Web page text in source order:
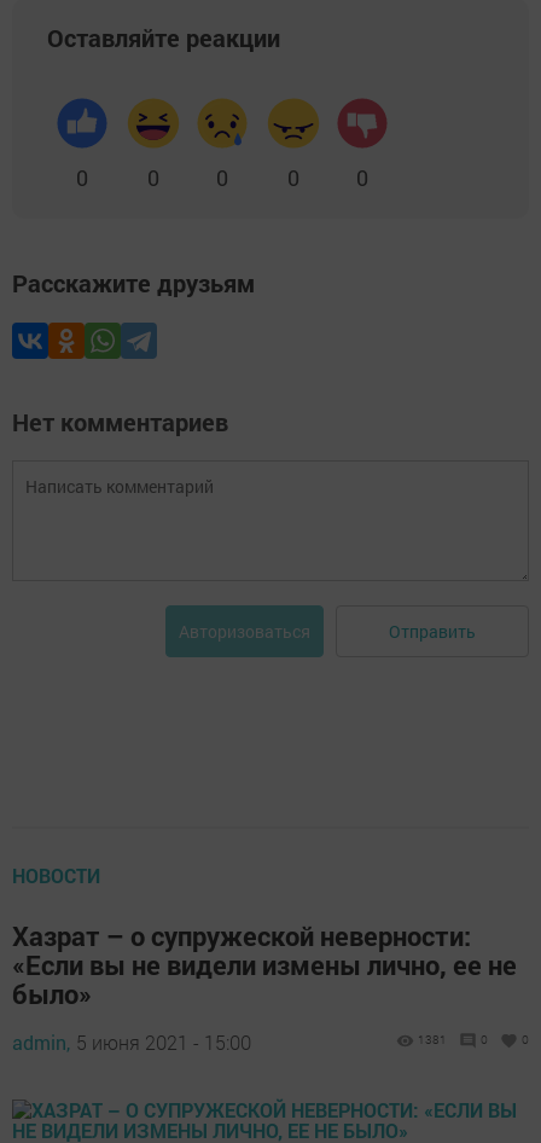
Оставляйте реакции
0 0 0 0 0
Расскажите друзьям
Нет комментариев
Авторизоваться Отправить
НОВОСТИ
Хазрат – о супружеской неверности:
«Если вы не видели измены лично, ее не
было»
admin, 5 июня 2021 - 15:00 1381 0 0